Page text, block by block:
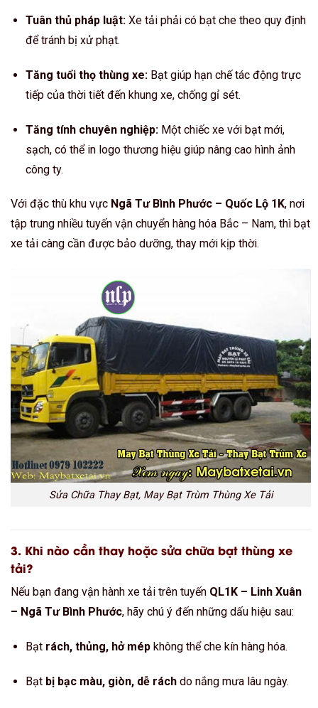
Tuân thủ pháp luật:Xe tải phải có bạt che theo quy định
để tránh bị xử phạt.
Tăng tuổi thọ thùng xe:Bạt giúp hạn chế tác động trực
tiếp của thời tiết đến khung xe, chống gỉ sét.
Tăng tính chuyên nghiệp:Một chiếc xe với bạt mới,
sạch, có thể in logo thương hiệu giúp nâng cao hình ảnh
công ty.
Với đặc thù khu vực Ngã Tư Bình Phước – Quốc Lộ 1K, nơi
tập trung nhiều tuyến vận chuyển hàng hóa Bắc – Nam, thì bạt
xe tải càng cần được bảo dưỡng, thay mới kịp thời.
Sửa Chữa Thay Bạt, May Bạt Trùm Thùng Xe Tải
3. Khi nào cần thay hoặc sửa chữa bạt thùng xe
tải?
Nếu bạn đang vận hành xe tải trên tuyến QL1K – Linh Xuân
– Ngã Tư Bình Phước, hãy chú ý đến những dấu hiệu sau:
Bạt rách, thủng, hở mépkhông thể che kín hàng hóa.
Bạt bị bạc màu, giòn, dễ ráchdo nắng mưa lâu ngày.